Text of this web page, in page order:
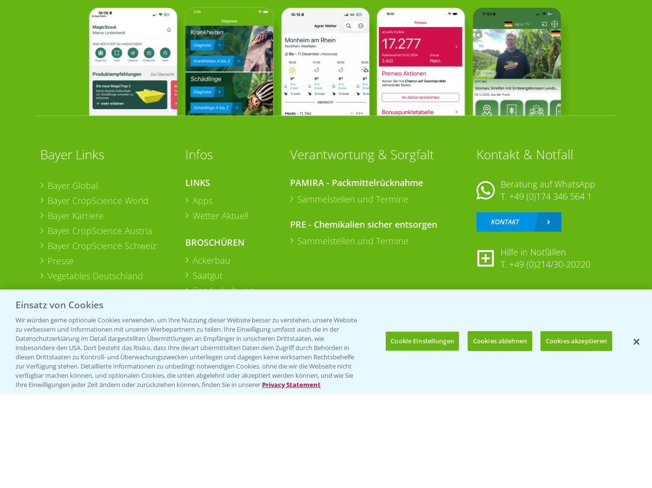
Bis zu 4 Produkte vergleichen:
Bayer Links
Bayer Global
Bayer CropScience World
Bayer Karriere
Bayer CropScience Austria
Bayer CropScience Schweiz
Presse
Vegetables Deutschland
Infos
LINKS
Apps
Wetter Aktuell
BROSCHÜREN
Ackerbau
Saatgut
Sonderkulturen
Verantwortung & Sorgfalt
PAMIRA - Packmittelrücknahme
Sammelstellen und Termine
PRE - Chemikalien sicher entsorgen
Sammelstellen und Termine
Kontakt & Notfall
Beratung auf WhatsApp
T. +49 (0)174 346 564 1
KONTAKT
Hilfe in Notfällen
T. +49 (0)214/30-20220
Folgen Sie uns
Einsatz von Cookies
Wir würden gerne optionale Cookies verwenden, um Ihre Nutzung dieser Website besser zu verstehen, unsere Website
zu verbessern und Informationen mit unseren Werbepartnern zu teilen. Ihre Einwilligung umfasst auch die in der
Datenschutzerklärung im Detail dargestellten Übermittlungen an Empfänger in unsicheren Drittstaaten, wie
insbesondere den USA. Dort besteht das Risiko, dass Ihre derart übermittelten Daten dem Zugriff durch Behörden in
diesen Drittstaaten zu Kontroll- und Überwachungszwecken unterliegen und dagegen keine wirksamen Rechtsbehelfe
zur Verfügung stehen. Detaillierte Informationen zu unbedingt notwendigen Cookies, ohne die wir die Webseite nicht
verfügbar machen können, und optionalen Cookies, die unten abgelehnt oder akzeptiert werden können, und wie Sie
Ihre Einwilligungen jeder Zeit ändern oder zurückziehen können, finden Sie in unserer Privacy Statement
Cookie Einstellungen Cookies ablehnen Cookies akzeptieren